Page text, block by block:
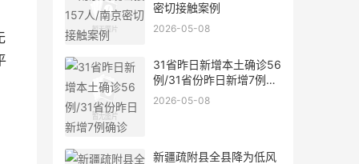
密切接触案例
2026-05-08
31省昨日新增本土确诊56
例/31省份昨日新增7例确
诊
2026-05-08
新疆疏附县全县降为低风